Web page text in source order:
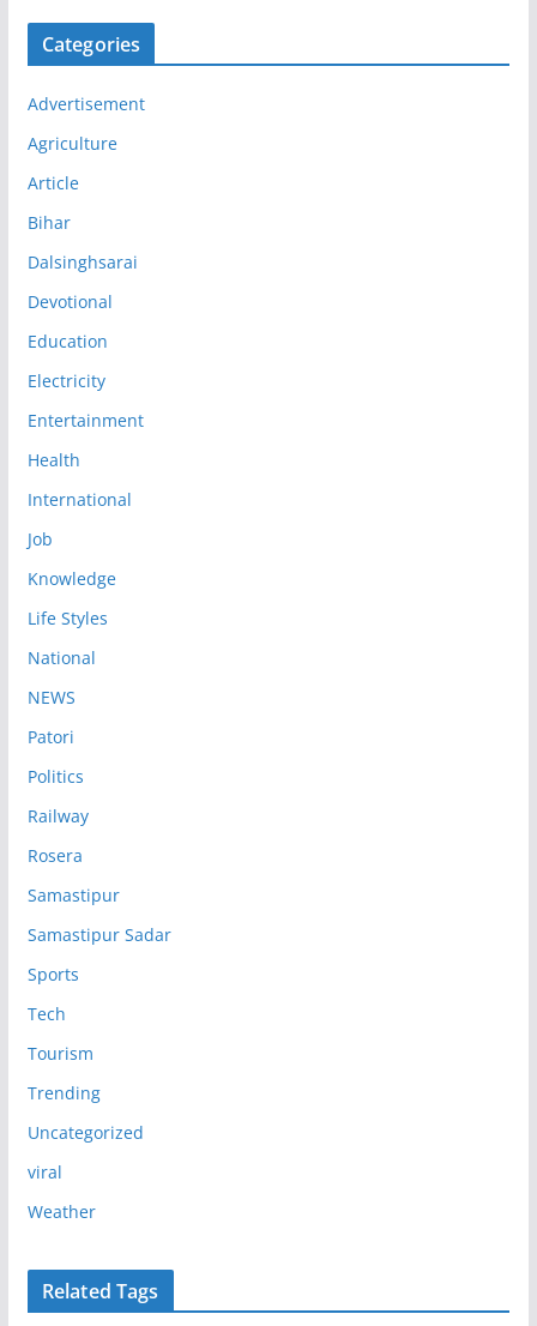
Categories
Advertisement
Agriculture
Article
Bihar
Dalsinghsarai
Devotional
Education
Electricity
Entertainment
Health
International
Job
Knowledge
Life Styles
National
NEWS
Patori
Politics
Railway
Rosera
Samastipur
Samastipur Sadar
Sports
Tech
Tourism
Trending
Uncategorized
viral
Weather
Related Tags